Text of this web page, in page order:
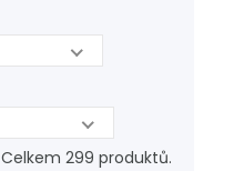
Celkem 299 produktů.